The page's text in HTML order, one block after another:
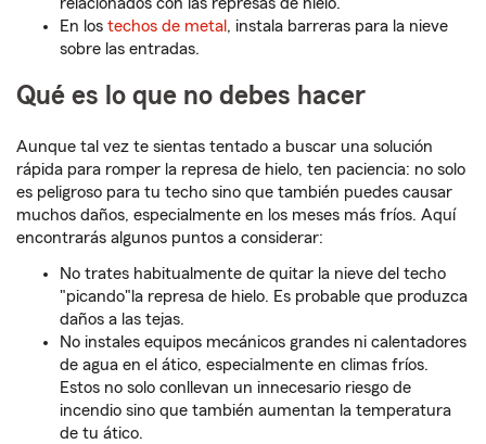
relacionados con las represas de hielo.
En los techos de metal , instala barreras para la nieve
sobre las entradas.
Qué es lo que no debes hacer
Aunque tal vez te sientas tentado a buscar una solución
rápida para romper la represa de hielo, ten paciencia: no solo
es peligroso para tu techo sino que también puedes causar
muchos daños, especialmente en los meses más fríos. Aquí
encontrarás algunos puntos a considerar:
No trates habitualmente de quitar la nieve del techo
"picando"la represa de hielo. Es probable que produzca
daños a las tejas.
No instales equipos mecánicos grandes ni calentadores
de agua en el ático, especialmente en climas fríos.
Estos no solo conllevan un innecesario riesgo de
incendio sino que también aumentan la temperatura
de tu ático.